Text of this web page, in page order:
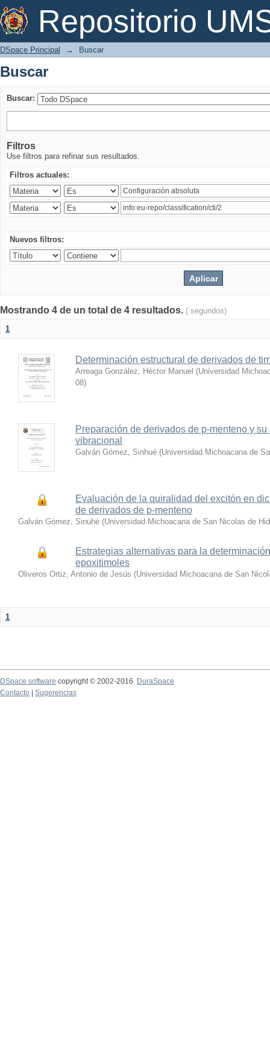
Repositorio
Buscar
DSpace Principal → Buscar
Buscar
Buscar:
Filtros
Use filtros para refinar sus resultados.
Filtros actuales:
Nuevos filtros:
Mostrando 4 de un total de 4 resultados. ( segundos)
1
Determinación estructural de derivados de
Arreaga González, Héctor Manuel (Universidad
08)
Preparación de derivados de p-menteno y
vibracional
Galván Gómez, Sinhué (Universidad Michoacana de
Evaluación de la quiralidad del excitón en
de derivados de p-menteno
Galván Gómez, Sinuhé (Universidad Michoacana de San Nicolas de
Estrategias alternativas para la
epoxitimoles
Oliveros Ortiz, Antonio de Jesús (Universidad Michoacana de San
1
DSpace software copyright © 2002-2016
DuraSpace
Contacto
Sugerencias